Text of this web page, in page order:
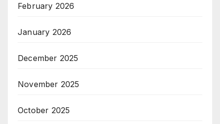
February 2026
January 2026
December 2025
November 2025
October 2025